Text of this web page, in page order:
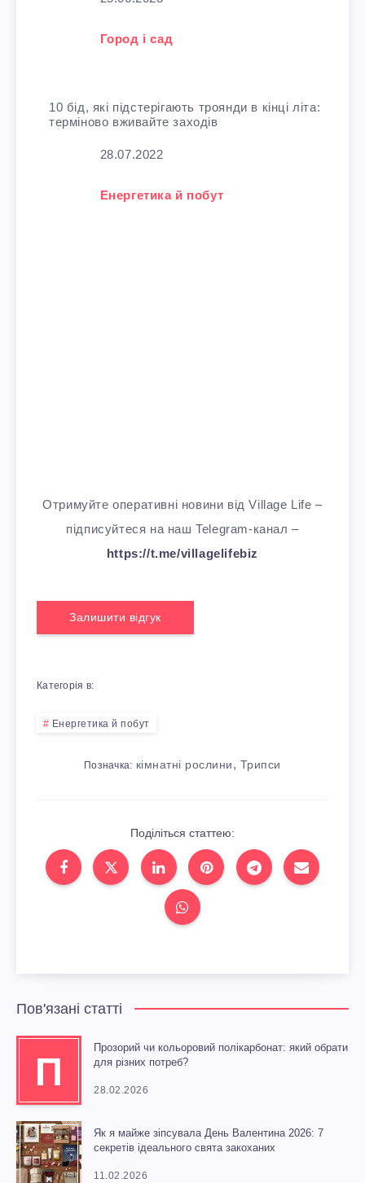
У зв'язку з тим, що
Город і сад
10 бід, які підстерігають троянди в кінці літа:
терміново вживайте заходів
28.07.2022
У зв'язку з тим, що
Енергетика й побут
Отримуйте оперативні новини від Village Life –
підписуйтеся на наш Telegram-канал –
https://t.me/villagelifebiz
Залишити відгук
Категорія в:
Енергетика й побут
Позначка: кімнатні рослини, Трипси
Поділіться статтею:
Пов'язані статті
П
Прозорий чи кольоровий полікарбонат: який обрати
для різних потреб?
28.02.2026
Як я майже зіпсувала День Валентина 2026: 7
секретів ідеального свята закоханих
11.02.2026